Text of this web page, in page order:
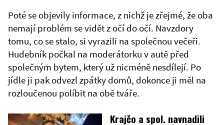
Poté se objevily informace, z nichž je zřejmé, že oba
nemají problém se vidět z očí do očí. Navzdory
tomu, co se stalo, si vyrazili na společnou večeři.
Hudebník počkal na moderátorku v autě před
společným bytem, který už nicméně nesdílejí. Po
jídle ji pak odvezl zpátky domů, dokonce ji měl na
rozloučenou políbit na obě tváře.
Krajčo a spol. navnadili